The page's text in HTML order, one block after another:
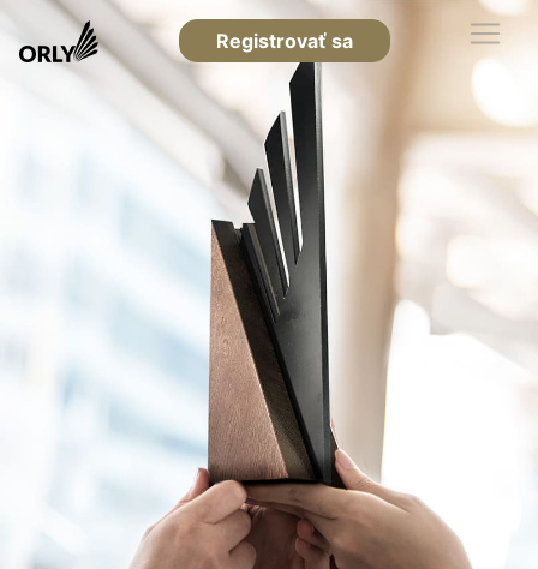
Registrovať sa